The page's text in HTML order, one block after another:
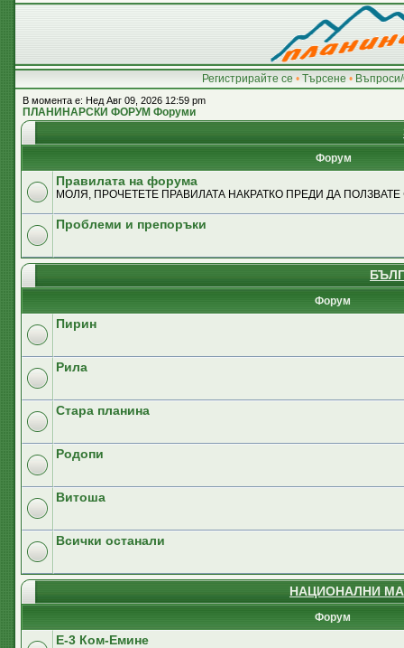
Регистрирайте се • Търсене •
В момента е: Нед Авг 09, 2026 12:59 pm
ПЛАНИНАРСКИ ФОРУМ Форуми
Форум
Правилата на форума
МОЛЯ, ПРОЧЕТЕТЕ ПРАВИЛАТА НАКРАТКО ПРЕДИ ДА
Проблеми и препоръки
Форум
Пирин
Рила
Стара планина
Родопи
Витоша
Всички останали
НАЦИОНАЛНИ
Форум
E-3 Ком-Емине